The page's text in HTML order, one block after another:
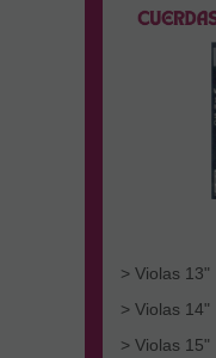
> Violas 13"
> Violas 14"
> Violas 15"